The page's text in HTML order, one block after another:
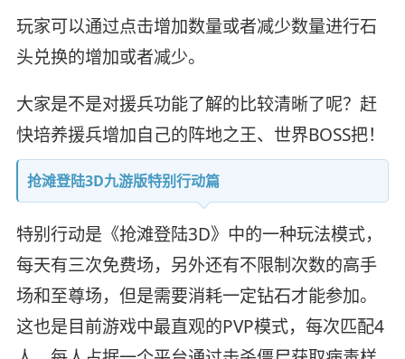
玩家可以通过点击增加数量或者减少数量进行石
头兑换的增加或者减少。
大家是不是对援兵功能了解的比较清晰了呢？赶
快培养援兵增加自己的阵地之王、世界BOSS把！
抢滩登陆3D九游版特别行动篇
特别行动是《抢滩登陆3D》中的一种玩法模式，
每天有三次免费场，另外还有不限制次数的高手
场和至尊场，但是需要消耗一定钻石才能参加。
这也是目前游戏中最直观的PVP模式，每次匹配4